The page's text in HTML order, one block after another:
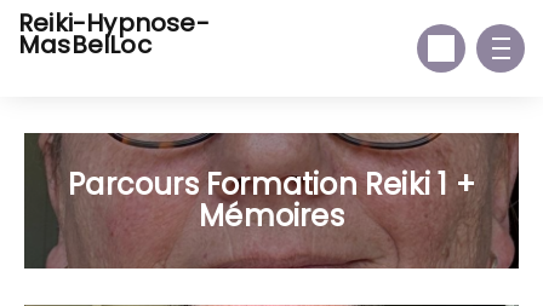
Reiki-Hypnose-
MasBelLoc
Parcours Formation Reiki 1 +
Mémoires